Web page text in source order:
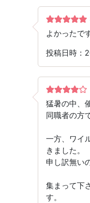
よかったで
投稿日時：
猛暑の中、
同職者の方
一方、ワイ
きました。
申し訳無い
集まって下
す。